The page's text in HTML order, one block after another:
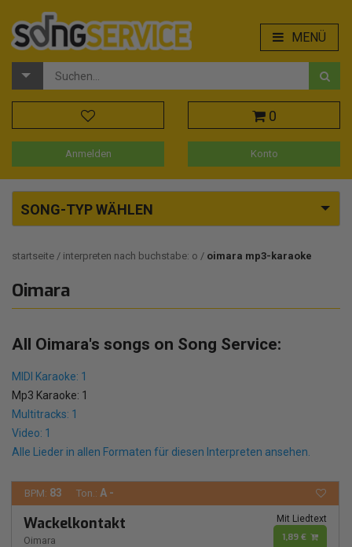
MENÜ
0
Anmelden Konto
SONG-TYP WÄHLEN
startseite interpreten nach buchstabe: o oimara mp3-karaoke
Oimara
All Oimara's songs on Song Service:
MIDI Karaoke: 1
Mp3 Karaoke: 1
Multitracks: 1
Video: 1
Alle Lieder in allen Formaten für diesen Interpreten ansehen.
BPM: 83 Ton.: A -
Wackelkontakt
Oimara
Mit Liedtext
1,89 €